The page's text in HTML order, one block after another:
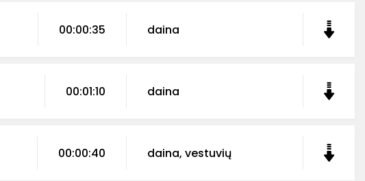
00:00:35 daina
00:01:10 daina
00:00:40 daina, vestuvių